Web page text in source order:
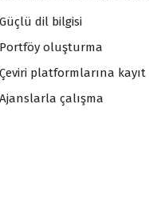
Güçlü dil bilgisi
Portföy oluşturma
Çeviri platformlarına kayıt
Ajanslarla çalışma